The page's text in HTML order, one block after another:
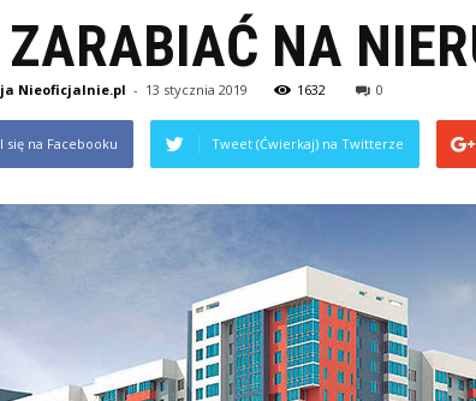
NA
Nieoficjalnie.pl - 13 stycznia 2019 1632 0
się na Facebooku Tweet (Ćwierkaj) na Twitterze